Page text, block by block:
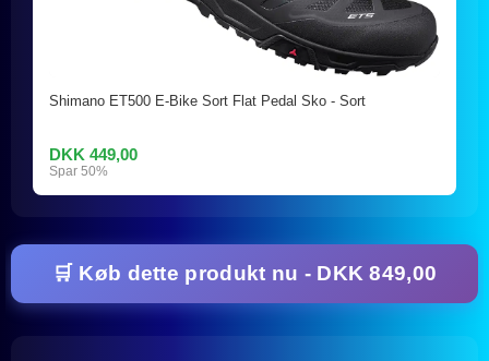
Shimano ET500 E-Bike Sort Flat Pedal Sko - Sort
DKK 449,00
Spar 50%
🛒 Køb dette produkt nu - DKK 849,00